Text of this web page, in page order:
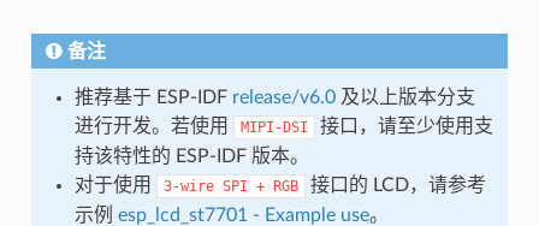
备注
推荐基于 ESP-IDF release/v6.0及以上版本分支
进行开发。若使用
MIPI-DSI
接口，请至少使用支
持该特性的 ESP-IDF 版本。
对于使用
3-wire SPI + RGB
接口的 LCD，请参考
示例 esp_lcd_st7701 - Example use。